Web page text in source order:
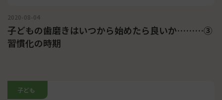
2020-08-04
子どもの歯磨きはいつから始めたら良いか………③
習慣化の時期
子ども